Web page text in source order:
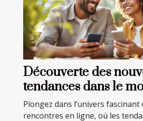
Découverte des
tendances dans le
rencontres en ligne
Plongez dans l’univers fascinant
rencontres en ligne, où les